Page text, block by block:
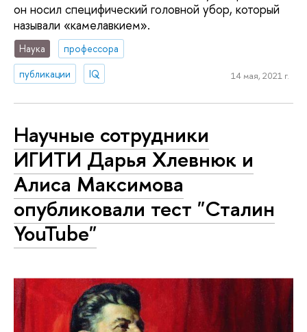
он носил специфический головной убор, который
называли «камелавкием».
Наука
профессора
публикации
IQ 14 мая, 2021 г.
Научные сотрудники
ИГИТИ Дарья Хлевнюк и
Алиса Максимова
опубликовали тест "Сталин
YouTube"